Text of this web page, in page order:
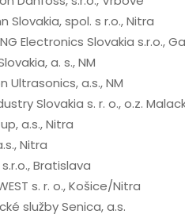
Slovakia, spol. s r.o., Nitra
Electronics Slovakia s.r.o.,
a. s., NM
Ultrasonics, a.s., NM
Slovakia s. r. o., o.z.
a.s., Nitra
Nitra
s.r.o., Bratislava
s. r. o., Košice/Nitra
služby Senica, a.s.